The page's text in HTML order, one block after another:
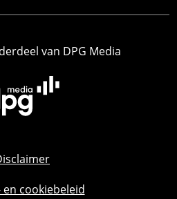
van DPG Media
en cookiebeleid